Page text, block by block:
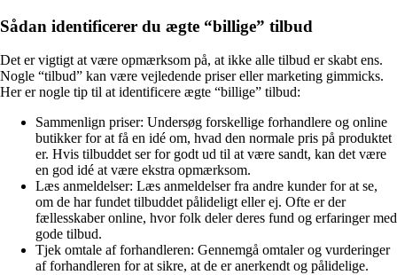
Sådan identificerer du ægte “billige” tilbud
Det er vigtigt at være opmærksom på, at ikke alle tilbud er skabt ens.
Nogle “tilbud” kan være vejledende priser eller marketing gimmicks.
Her er nogle tip til at identificere ægte “billige” tilbud:
Sammenlign priser: Undersøg forskellige forhandlere og online
butikker for at få en idé om, hvad den normale pris på produktet
er. Hvis tilbuddet ser for godt ud til at være sandt, kan det være
en god idé at være ekstra opmærksom.
Læs anmeldelser: Læs anmeldelser fra andre kunder for at se,
om de har fundet tilbuddet pålideligt eller ej. Ofte er der
fællesskaber online, hvor folk deler deres fund og erfaringer med
gode tilbud.
Tjek omtale af forhandleren: Gennemgå omtaler og vurderinger
af forhandleren for at sikre, at de er anerkendt og pålidelige.